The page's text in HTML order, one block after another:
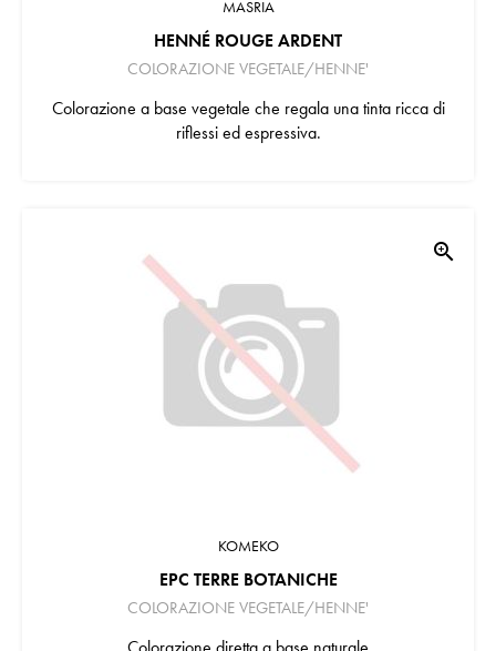
MASRIA
HENNÉ ROUGE ARDENT
COLORAZIONE VEGETALE/HENNE'
Colorazione a base vegetale che regala una tinta ricca di
riflessi ed espressiva.
zoom_in
KOMEKO
EPC TERRE BOTANICHE
COLORAZIONE VEGETALE/HENNE'